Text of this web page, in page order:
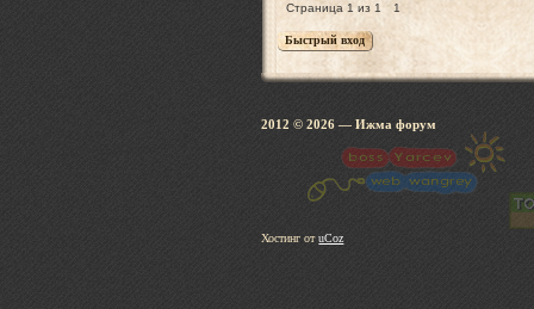
Страница 1 из 1 1
2012 © 2026— Ижма
Хостинг отuCoz